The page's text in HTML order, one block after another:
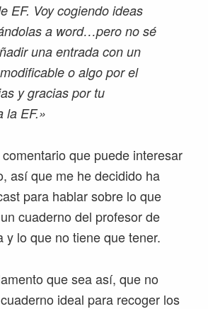
EF. Voy cogiendo ideas
a word…pero no sé
una entrada con un
o algo por el
y gracias por tu
la EF.»
que puede interesar
así que me he decidido ha
para hablar sobre lo que
cuaderno del profesor de
y lo que no tiene que tener.
que sea así, que no
ideal para recoger los